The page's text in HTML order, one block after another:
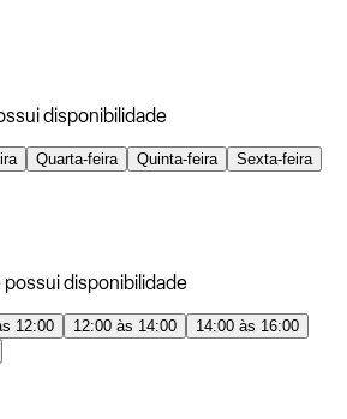
disponibilidade
Quarta-feira Quinta-feira
Sexta-feira
disponibilidade
12:00 12:00 às 14:00
14:00 às 16:00